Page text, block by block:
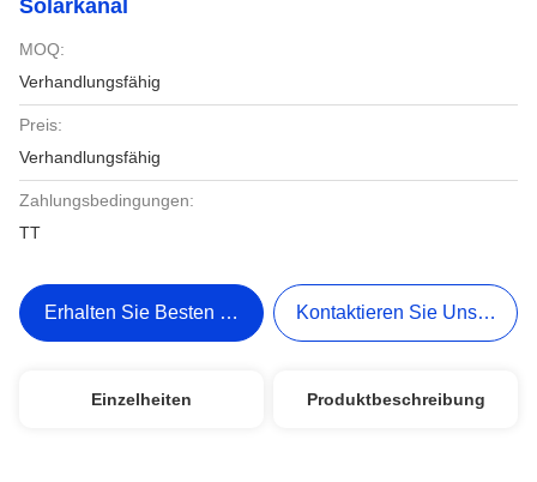
Solarkanal
MOQ:
Verhandlungsfähig
Preis:
Verhandlungsfähig
Zahlungsbedingungen:
TT
Erhalten Sie Besten Preis Kontaktieren Sie Uns Jetzt
Einzelheiten Produktbeschreibung